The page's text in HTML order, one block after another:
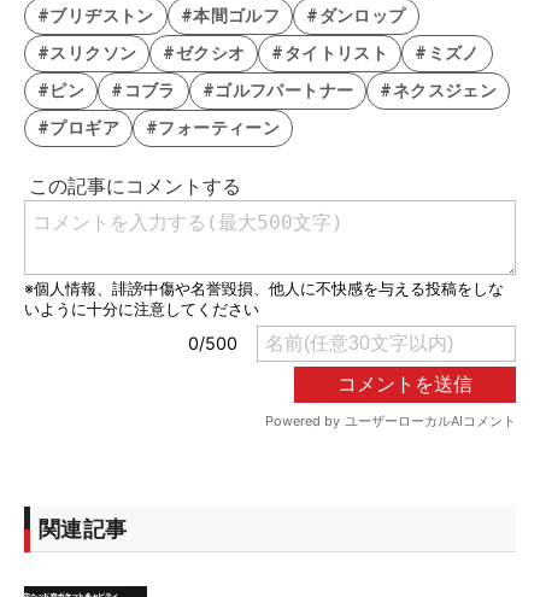
#ブリヂストン
#本間ゴルフ
#ダンロップ
#スリクソン
#ゼクシオ #タイトリスト
#ミズノ
#ピン
#コブラ #ゴルフパートナー
#ネクスジェン
#プロギア
#フォーティーン
関連記事